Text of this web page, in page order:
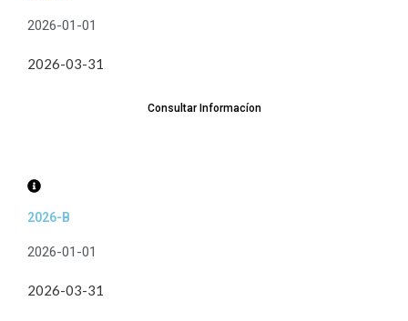
2026-01-01
2026-03-31
Consultar Informacíon
2026-B
2026-01-01
2026-03-31